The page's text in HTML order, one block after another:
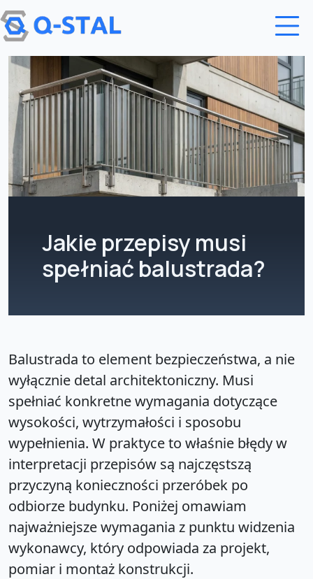
Przejdź do treści
Jakie przepisy musi
spełniać balustrada?
Balustrada to element bezpieczeństwa, a nie
wyłącznie detal architektoniczny. Musi
spełniać konkretne wymagania dotyczące
wysokości, wytrzymałości i sposobu
wypełnienia. W praktyce to właśnie błędy w
interpretacji przepisów są najczęstszą
przyczyną konieczności przeróbek po
odbiorze budynku. Poniżej omawiam
najważniejsze wymagania z punktu widzenia
wykonawcy, który odpowiada za projekt,
pomiar i montaż konstrukcji.